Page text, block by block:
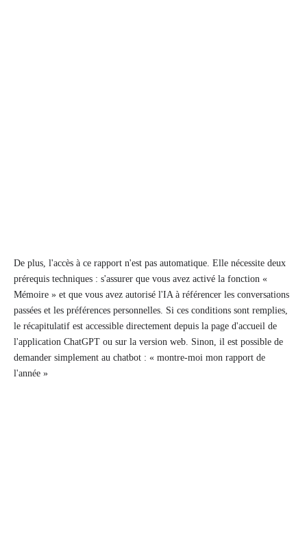
De plus, l'accès à ce rapport n'est pas automatique. Elle nécessite deux
prérequis techniques : s'assurer que vous avez activé la fonction «
Mémoire » et que vous avez autorisé l'IA à référencer les conversations
passées et les préférences personnelles. Si ces conditions sont remplies,
le récapitulatif est accessible directement depuis la page d'accueil de
l'application ChatGPT ou sur la version web. Sinon, il est possible de
demander simplement au chatbot : « montre-moi mon rapport de
l'année »